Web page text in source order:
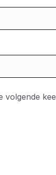
volgende